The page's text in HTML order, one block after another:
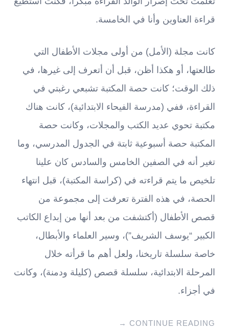
قراءة العناوين وأنا في الخامسة.
كانت مجلة (الأمل) من أولى مجلات الأطفال التي
طالعتها، أو هكذا أظن، قبل أن أتعرف إلى غيرها، في
ذلك الوقت؛ كانت حصة المكتبة تشبعي رغبتي في
القراءة، ففي (مدرسة الفيحاء الابتدائية)، كانت هناك
مكتبة تحوي عديد الكتب والمجلات، وكانت حصة
المكتبة حصة أسبوعية ثابتة في الجدول المدرسي، وما
تغير أنه في الصفين الخامس والسادس كان علينا
تلخيص ما يتم قراءته في (كراسة المكتبة)، قبل انتهاء
الحصة، في هذه الفترة تعرفت إلى مجموعة من
قصص الأطفال (أكتشفت من بعد أنها من إبداع الكاتب
الكبير “يوسف الشريف”)، وسير العلماء والأبطال،
خاصة سلسلة تاريخنا، ولعل أهم ما قرأته خلال
المرحلة الابتدائية، سلسلة قصص (كليلة ودمنة)، وكانت
في أجزاء.
CONTINUE READING
→